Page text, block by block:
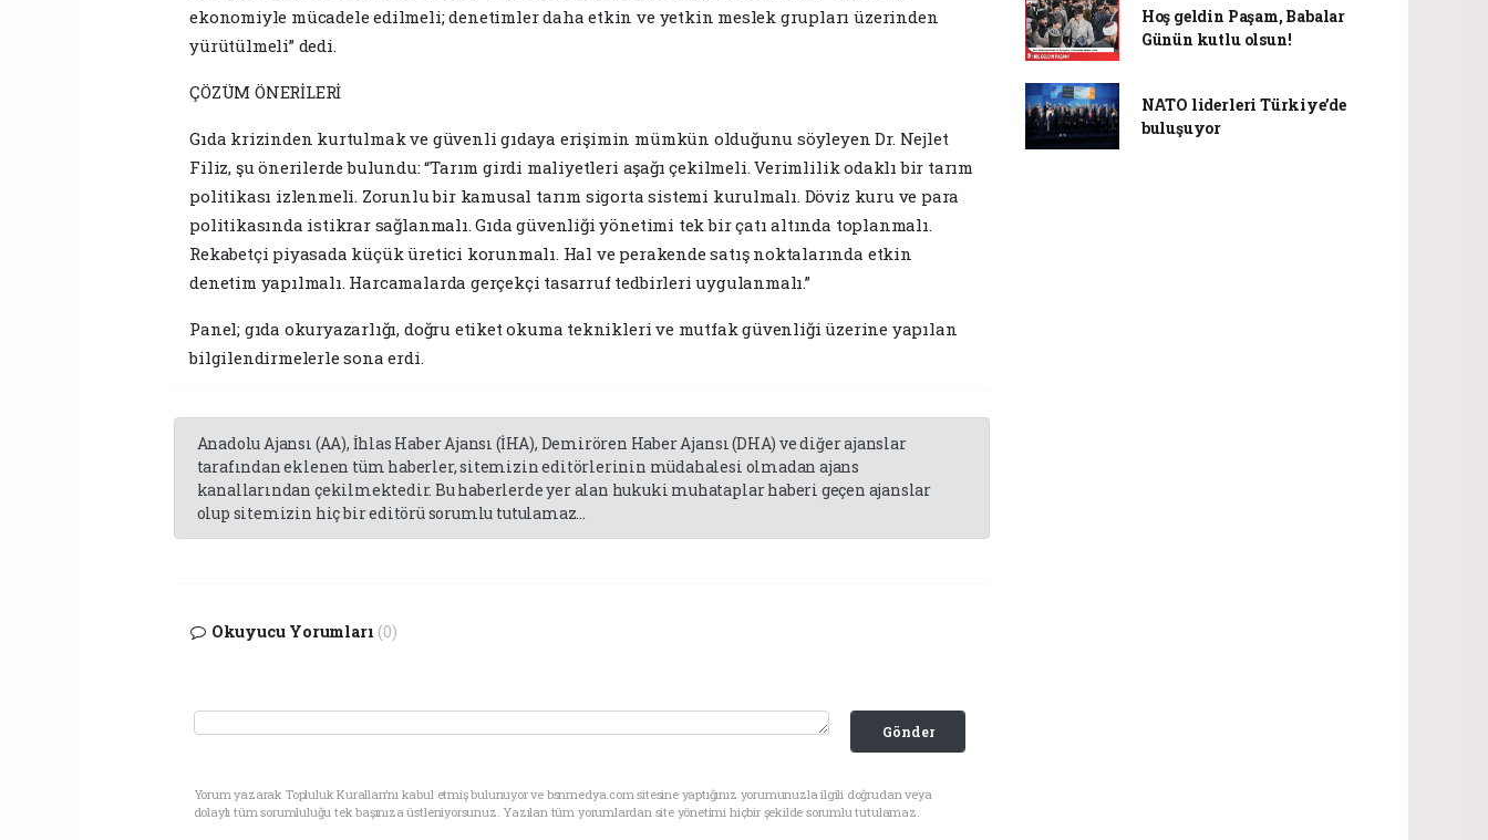
ekonomiyle mücadele edilmeli; denetimler daha etkin ve yetkin meslek grupları üzerinden
yürütülmeli” dedi.
ÇÖZÜM ÖNERİLERİ
Gıda krizinden kurtulmak ve güvenli gıdaya erişimin mümkün olduğunu söyleyen Dr. Nejlet
Filiz, şu önerilerde bulundu: “Tarım girdi maliyetleri aşağı çekilmeli. Verimlilik odaklı bir tarım
politikası izlenmeli. Zorunlu bir kamusal tarım sigorta sistemi kurulmalı. Döviz kuru ve para
politikasında istikrar sağlanmalı. Gıda güvenliği yönetimi tek bir çatı altında toplanmalı.
Rekabetçi piyasada küçük üretici korunmalı. Hal ve perakende satış noktalarında etkin
denetim yapılmalı. Harcamalarda gerçekçi tasarruf tedbirleri uygulanmalı.”
Panel; gıda okuryazarlığı, doğru etiket okuma teknikleri ve mutfak güvenliği üzerine yapılan
bilgilendirmelerle sona erdi.
Anadolu Ajansı (AA), İhlas Haber Ajansı (İHA), Demirören Haber Ajansı (DHA) ve diğer ajanslar
tarafından eklenen tüm haberler, sitemizin editörlerinin müdahalesi olmadan ajans
kanallarından çekilmektedir. Bu haberlerde yer alan hukuki muhataplar haberi geçen ajanslar
olup sitemizin hiç bir editörü sorumlu tutulamaz...
Okuyucu Yorumları (0)
Gönder
Yorum yazarak Topluluk Kuralları’nı kabul etmiş bulunuyor ve bsnmedya.com sitesine yaptığınız yorumunuzla ilgili doğrudan veya
dolaylı tüm sorumluluğu tek başınıza üstleniyorsunuz. Yazılan tüm yorumlardan site yönetimi hiçbir şekilde sorumlu tutulamaz.
Hoş geldin Paşam, Babalar
Günün kutlu olsun!
NATO liderleri Türkiye’de
buluşuyor